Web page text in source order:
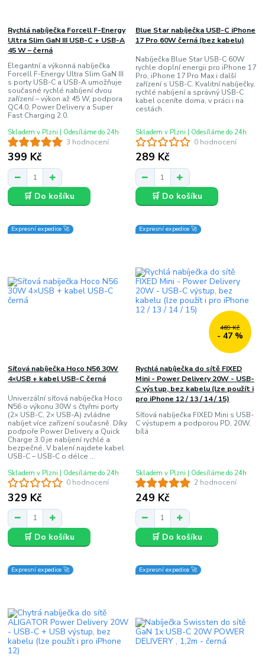
3 hodnocení
Rychlá nabíječka Forcell F-Energy
Ultra Slim GaN III USB-C + USB-A
45 W – černá
Elegantní a výkonná nabíječka
Forcell F-Energy Ultra Slim GaN III
s porty USB-C a USB-A umožňuje
současné rychlé nabíjení dvou
zařízení – výkon až 45 W, podpora
QC4.0, Power Delivery a Super
Fast Charging 2.0.
399 Kč
Skladem v Plzni | Odesíláme do 24h
🛒 Do košíku
0 hodnocení
Blue Star nabíječka USB-C iPhone
17 Pro 60W černá (bez kabelu)
Nabíječka Blue Star USB-C 60W
rychle doplní energii pro iPhone 17
Pro, iPhone 17 Pro Max i další
zařízení s USB-C. Kvalitní nabíječky,
rychlé nabíjení a správný USB-C
kabel oceníte doma, v práci i na
cestách.
289 Kč
Skladem v Plzni | Odesíláme do 24h
🛒 Do košíku
Expresní expedice 🚀
0 hodnocení
Síťová nabíječka Hoco N56 30W
4×USB + kabel USB-C černá
Univerzální síťová nabíječka Hoco
N56 o výkonu 30W s čtyřmi porty
(2× USB-C, 2× USB-A) zvládne
nabíjet více zařízení současně. Díky
podpoře Power Delivery a Quick
Charge 3.0 je nabíjení rychlé a
bezpečné. V balení najdete kabel
USB-C – USB-C o délce ...
329 Kč
Skladem v Plzni | Odesíláme do 24h
🛒 Do košíku
Expresní expedice 🚀
469 Kč
- 47 %
2 hodnocení
Rychlá nabíječka do sítě FIXED
Mini - Power Delivery 20W - USB-
C výstup, bez kabelu (lze použít i
pro iPhone 12 / 13 / 14 / 15)
Síťová nabíječka FIXED Mini s USB-
C výstupem a podporou PD, 20W,
bílá
249 Kč
Skladem v Plzni | Odesíláme do 24h
🛒 Do košíku
Expresní expedice 🚀 Expresní expedice 🚀